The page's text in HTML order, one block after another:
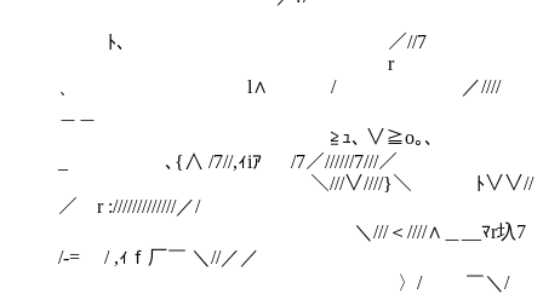
ﾄ、 ／//7
r
、 l∧ / ／////
≧ｭ､ ∨≧o｡、
_ ､{∧ /7//,ｨiｱ /7／//////7///／
＼///∨////}＼ ﾄ∨∨//
／ r ://///////////／/
＼///＜////∧＿__ﾏr圦7
/‐= / ,ｨｆ厂￣ ＼//／／
〉/ ￣＼/